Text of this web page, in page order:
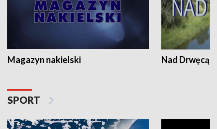
Magazyn nakielski Nad Drwęcą
SPORT